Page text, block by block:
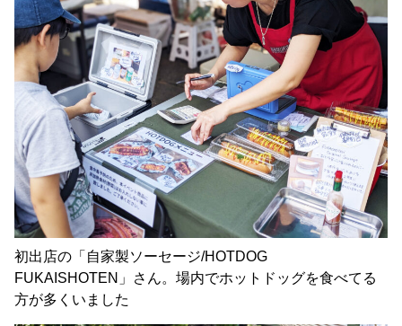
初出店の「自家製ソーセージ/HOTDOG
FUKAISHOTEN」さん。場内でホットドッグを食べてる
方が多くいました